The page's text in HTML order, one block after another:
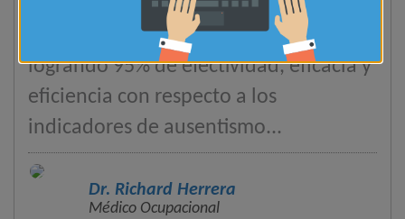
LINDLEY SA-Trujillo (Embotellador
Oficial de The Coca Cola Company),
logrando 95% de efectividad, eficacia y
eficiencia con respecto a los
indicadores de ausentismo...
Dr. Richard Herrera
Médico Ocupacional